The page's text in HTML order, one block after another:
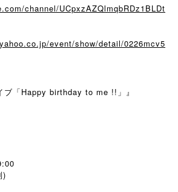
channel/UCpxzAZQlmqbRDz1BLDt
event/show/detail/0226mcv5
ブ「Happy birthday to me !!」』
)